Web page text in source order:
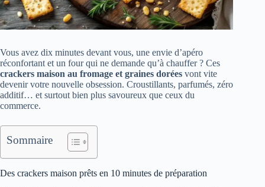
Vous avez dix minutes devant vous, une envie d’apéro
réconfortant et un four qui ne demande qu’à chauffer ? Ces
crackers maison au fromage et graines dorées vont vite
devenir votre nouvelle obsession. Croustillants, parfumés, zéro
additif… et surtout bien plus savoureux que ceux du
commerce.
Sommaire
Des crackers maison prêts en 10 minutes de préparation